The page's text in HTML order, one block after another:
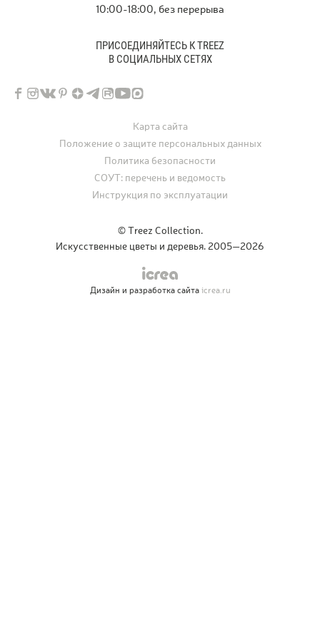
10:00-18:00, без перерыва
ПРИСОЕДИНЯЙТЕСЬ К TREEZ
В СОЦИАЛЬНЫХ СЕТЯХ
© Treez Collection.
Искусственные цветы и деревья. 2005—2026
Карта сайта
Положение о защите персональных данных
Политика безопасности
СОУТ: перечень и ведомость
Инструкция по эксплуатации
Дизайн и разработка сайтаicrea.ru